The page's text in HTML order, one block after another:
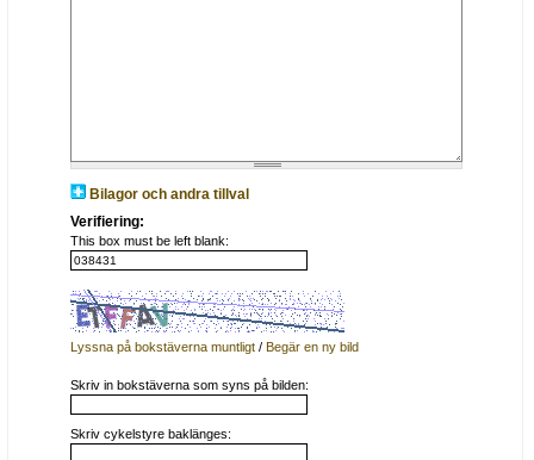
Bilagor och andra tillval
Verifiering:
This box must be left blank:
Lyssna på bokstäverna muntligt /Begär en ny bild
Skriv in bokstäverna som syns på bilden:
Skriv cykelstyre baklänges: